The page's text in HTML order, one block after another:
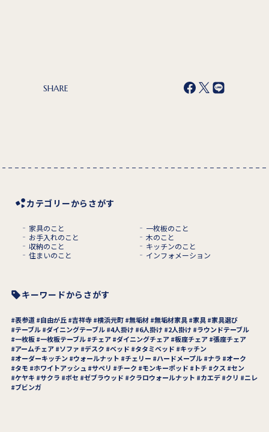
SHARE
カテゴリーからさがす
家具のこと
一枚板のこと
お手入れのこと
木のこと
収納のこと
キッチンのこと
住まいのこと
インフォメーション
キーワードからさがす
表参道 自由が丘 吉祥寺 横浜元町 無垢材 無垢材家具 家具
家具選び
テーブル ダイニングテーブル 4人掛け 6人掛け 2人掛け
ラウンドテーブル
一枚板 一枚板テーブル チェア ダイニングチェア 板座チェア 張座チェア
アームチェア
ソファ デスク ベッド タタミベッド
キッチン
オーダーキッチン
ウォールナット チェリー ハードメープル ナラ
オーク
タモ
ホワイトアッシュ サペリ チーク モンキーポッド トチ クス
セン
ケヤキ
サクラ ボセ ゼブラウッド クラロウォールナット カエデ クリ
ニレ
ブビンガ